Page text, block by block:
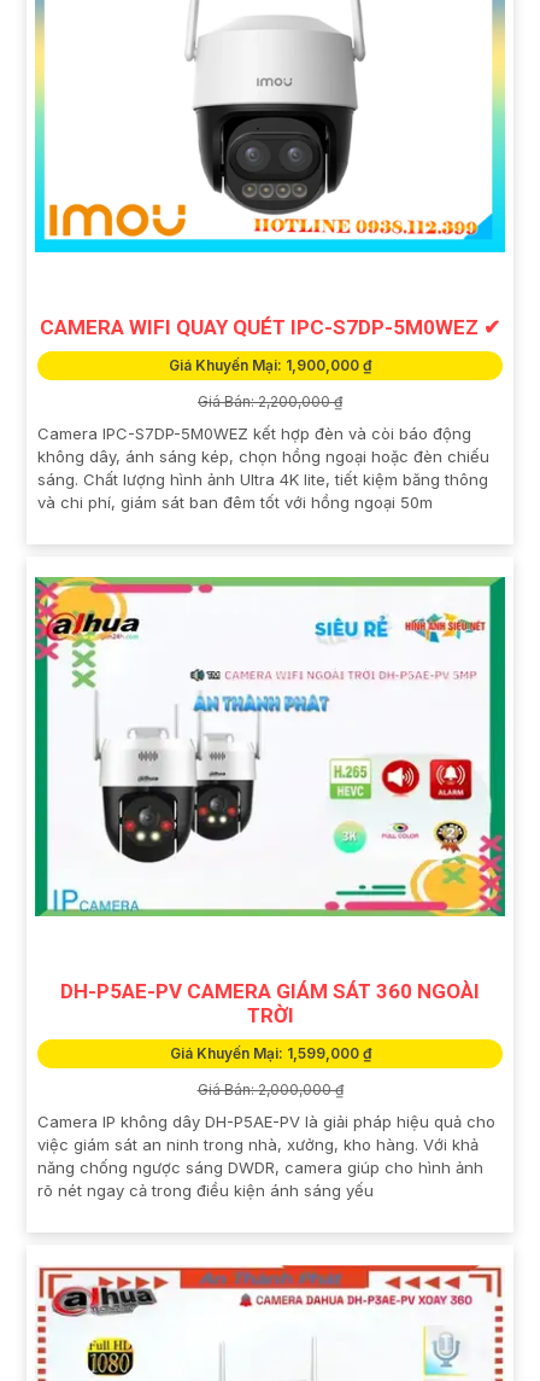
CAMERA WIFI QUAY QUÉT IPC-S7DP-5M0WEZ ✔
Giá Khuyến Mại: 1,900,000 ₫
Giá Bán: 2,200,000 ₫
Camera IPC-S7DP-5M0WEZ kết hợp đèn và còi báo động
không dây, ánh sáng kép, chọn hồng ngoại hoặc đèn chiếu
sáng. Chất lượng hình ảnh Ultra 4K lite, tiết kiệm băng thông
và chi phí, giám sát ban đêm tốt với hồng ngoại 50m
DH-P5AE-PV CAMERA GIÁM SÁT 360 NGOÀI
TRỜI
Giá Khuyến Mại: 1,599,000 ₫
Giá Bán: 2,000,000 ₫
Camera IP không dây DH-P5AE-PV là giải pháp hiệu quả cho
việc giám sát an ninh trong nhà, xưởng, kho hàng. Với khả
năng chống ngược sáng DWDR, camera giúp cho hình ảnh
rõ nét ngay cả trong điều kiện ánh sáng yếu